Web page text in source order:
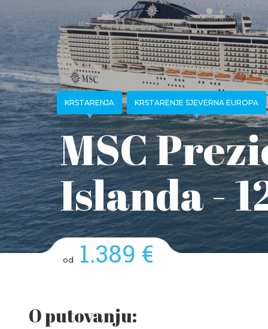
KRSTARENJA KRSTARENJE SJEVERNA EUROPA
MSC
Islanda -
od 1.389 €
O putovanju: